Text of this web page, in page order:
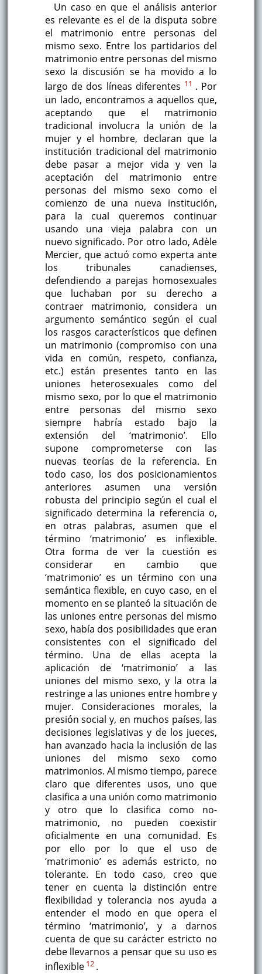
Un caso en que el análisis anterior
es relevante es el de la disputa sobre
el matrimonio entre personas del
mismo sexo. Entre los partidarios del
matrimonio entre personas del mismo
sexo la discusión se ha movido a lo
largo de dos líneas diferentes 11 . Por
un lado, encontramos a aquellos que,
aceptando que el matrimonio
tradicional involucra la unión de la
mujer y el hombre, declaran que la
institución tradicional del matrimonio
debe pasar a mejor vida y ven la
aceptación del matrimonio entre
personas del mismo sexo como el
comienzo de una nueva institución,
para la cual queremos continuar
usando una vieja palabra con un
nuevo significado. Por otro lado, Adèle
Mercier, que actuó como experta ante
los tribunales canadienses,
defendiendo a parejas homosexuales
que luchaban por su derecho a
contraer matrimonio, considera un
argumento semántico según el cual
los rasgos característicos que definen
un matrimonio (compromiso con una
vida en común, respeto, confianza,
etc.) están presentes tanto en las
uniones heterosexuales como del
mismo sexo, por lo que el matrimonio
entre personas del mismo sexo
siempre habría estado bajo la
extensión del ‘matrimonio’. Ello
supone comprometerse con las
nuevas teorías de la referencia. En
todo caso, los dos posicionamientos
anteriores asumen una versión
robusta del principio según el cual el
significado determina la referencia o,
en otras palabras, asumen que el
término ‘matrimonio’ es inflexible.
Otra forma de ver la cuestión es
considerar en cambio que
‘matrimonio’ es un término con una
semántica flexible, en cuyo caso, en el
momento en se planteó la situación de
las uniones entre personas del mismo
sexo, había dos posibilidades que eran
consistentes con el significado del
término. Una de ellas acepta la
aplicación de ‘matrimonio’ a las
uniones del mismo sexo, y la otra la
restringe a las uniones entre hombre y
mujer. Consideraciones morales, la
presión social y, en muchos países, las
decisiones legislativas y de los jueces,
han avanzado hacia la inclusión de las
uniones del mismo sexo como
matrimonios. Al mismo tiempo, parece
claro que diferentes usos, uno que
clasifica a una unión como matrimonio
y otro que lo clasifica como no-
matrimonio, no pueden coexistir
oficialmente en una comunidad. Es
por ello por lo que el uso de
‘matrimonio’ es además estricto, no
tolerante. En todo caso, creo que
tener en cuenta la distinción entre
flexibilidad y tolerancia nos ayuda a
entender el modo en que opera el
término ‘matrimonio’, y a darnos
cuenta de que su carácter estricto no
debe llevarnos a pensar que su uso es
inflexible 12 .